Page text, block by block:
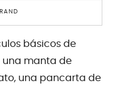
básicos de
una manta de
una pancarta de